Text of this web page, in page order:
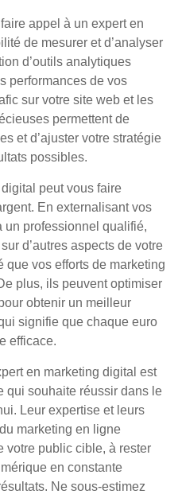
appel à un expert en
de mesurer et d’analyser
d’outils analytiques
performances de vos
sur votre site web et les
permettent de
et d’ajuster votre stratégie
possibles.
peut vous faire
En externalisant vos
un professionnel qualifié,
d’autres aspects de votre
que vos efforts de marketing
plus, ils peuvent optimiser
obtenir un meilleur
signifie que chaque euro
efficace.
en marketing digital est
qui souhaite réussir dans le
Leur expertise et leurs
marketing en ligne
votre public cible, à rester
en constante
Ne sous-estimez